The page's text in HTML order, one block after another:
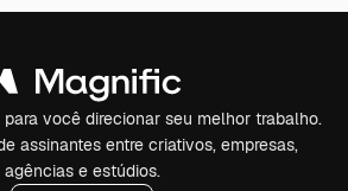
você direcionar seu melhor trabalho.
assinantes entre criativos, empresas,
agências e estúdios.